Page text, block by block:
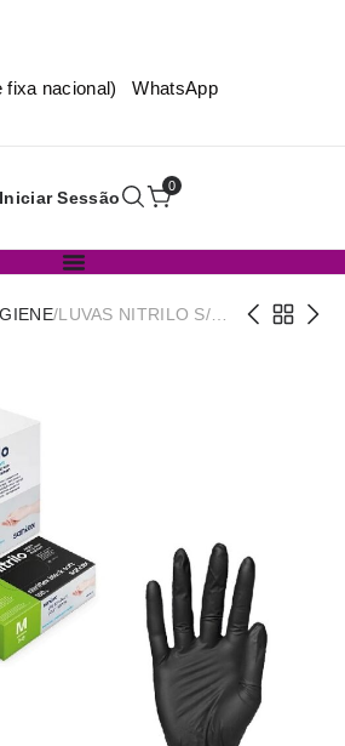
fixa nacional) WhatsApp
Iniciar Sessão
0
/LUVAS NITRILO S/